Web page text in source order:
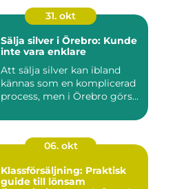
31. okt
Sälja silver i Örebro: Kunde
inte vara enklare
Att sälja silver kan ibland
kännas som en komplicerad
process, men i Örebro görs...
06. okt
Klassförsäljning: Praktisk
guide till lönsam